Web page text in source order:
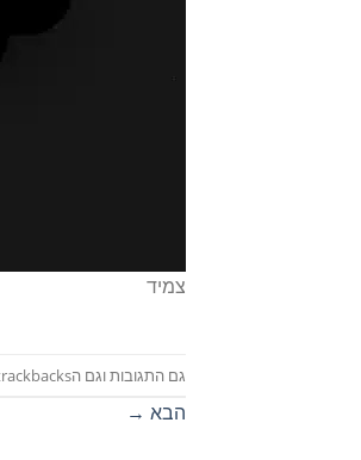
צמיד
גם התגובות וגם הtrackbacks סגורים כרגע.
הבא →